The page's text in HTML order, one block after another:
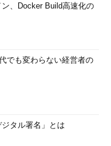
、Docker Build高速化の
でも変わらない経営者の
ジタル署名」とは